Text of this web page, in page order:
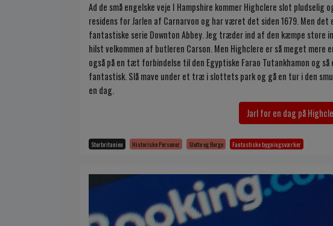
Ad de små engelske veje I Hampshire kommer Highclere slot
residens for Jarlen af Carnarvon og har været det siden 1679. Men
fantastiske serie Downton Abbey. Jeg træder ind af den kæmpe
hilst velkommen af butleren Carson. Men Highclere er så meget mere
også på en tæt forbindelse til den Egyptiske Farao Tutankhamon og
fantastisk. Slå mave under et træ i slottets park og gå en tur i den
en dag.
Jarl for en dag på
Storbritanien Historiske Personer Slotte og Borge Fantastiske bygningsværker